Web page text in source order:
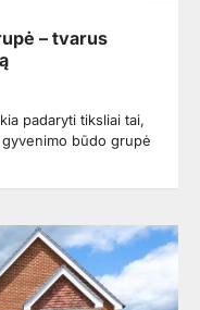
– tvarus
padaryti tiksliai tai,
būdo grupė